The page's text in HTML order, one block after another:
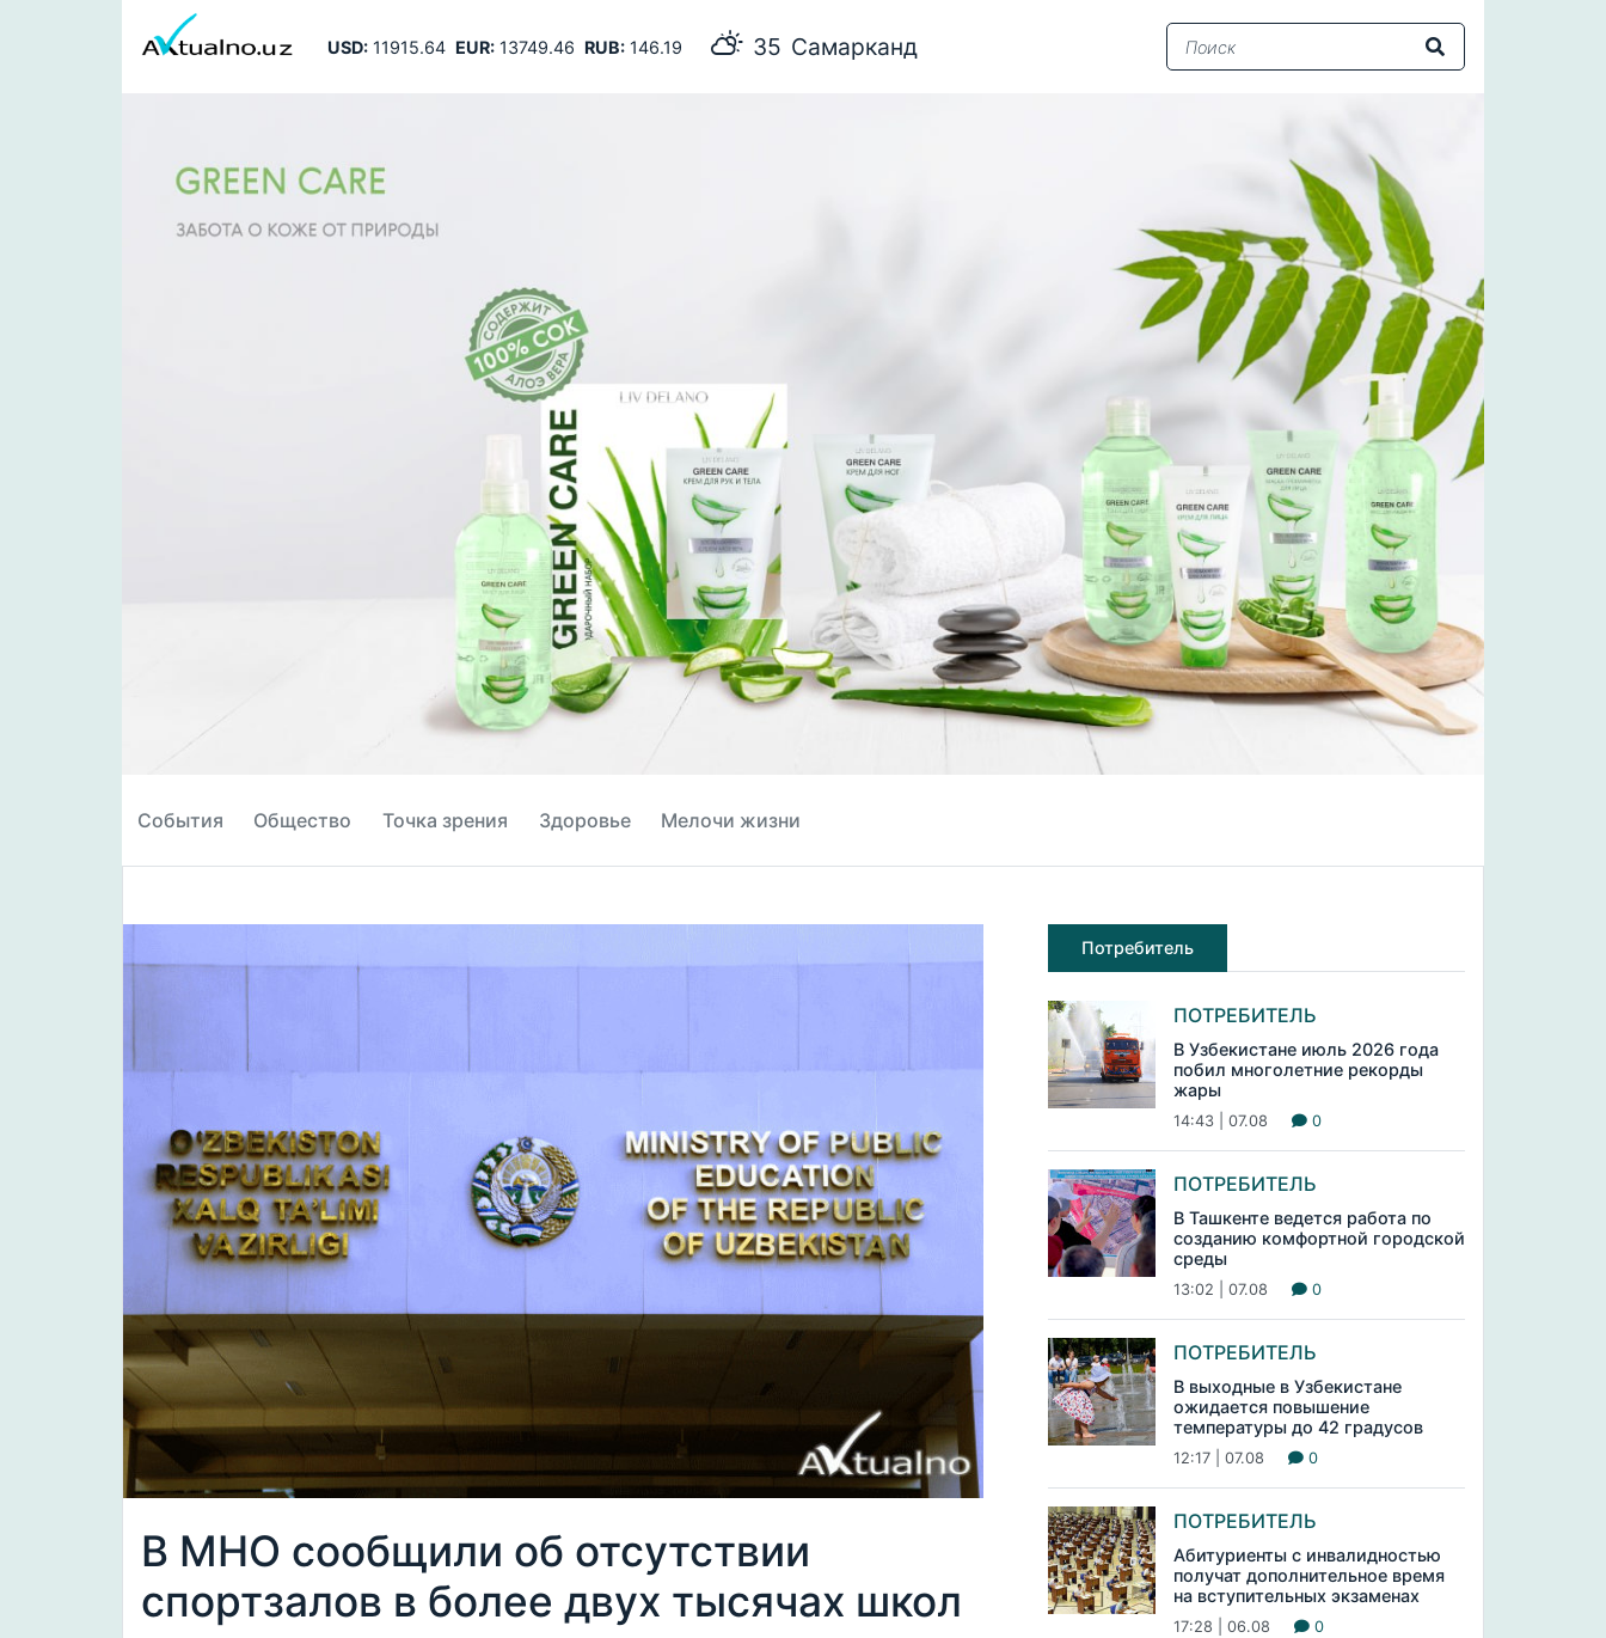
USD:11915.64 EUR:13749.46 RUB:146.19 35 Самарканд
События Общество Точка зрения Здоровье Мелочи жизни
В МНО сообщили об отсутствии
спортзалов в более двух тысячах школ
Потребитель
ПОТРЕБИТЕЛЬ
В Узбекистане июль 2026 года
побил многолетние рекорды
жары
14:43 | 07.08 0
ПОТРЕБИТЕЛЬ
В Ташкенте ведется работа по
созданию комфортной городской
среды
13:02 | 07.08 0
ПОТРЕБИТЕЛЬ
В выходные в Узбекистане
ожидается повышение
температуры до 42 градусов
12:17 | 07.08 0
ПОТРЕБИТЕЛЬ
Абитуриенты с инвалидностью
получат дополнительное время
на вступительных экзаменах
17:28 | 06.08 0